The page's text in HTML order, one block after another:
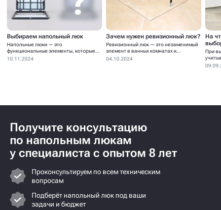
Выбираем напольный люк
Напольные люки — это
функциональные элементы, которые
устанавливаются для...
10.11.2024
Зачем нужен ревизионный люк?
Ревизионный люк — это незаменимый
элемент в ванных комнатах и...
04.10.2024
На
При
Получите консультацию
по напольным люкам
у специалиста с опытом 8 лет
Проконсультируем по всем техническим
вопросам
Подберёт напольный люк под ваши
задачи и бюджет